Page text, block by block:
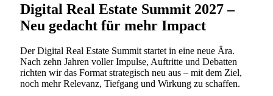
Digital Real Estate Summit 2027 –
Neu gedacht für mehr Impact
Der Digital Real Estate Summit startet in eine neue Ära.
Nach zehn Jahren voller Impulse, Auftritte und Debatten
richten wir das Format strategisch neu aus – mit dem Ziel,
noch mehr Relevanz, Tiefgang und Wirkung zu schaffen.